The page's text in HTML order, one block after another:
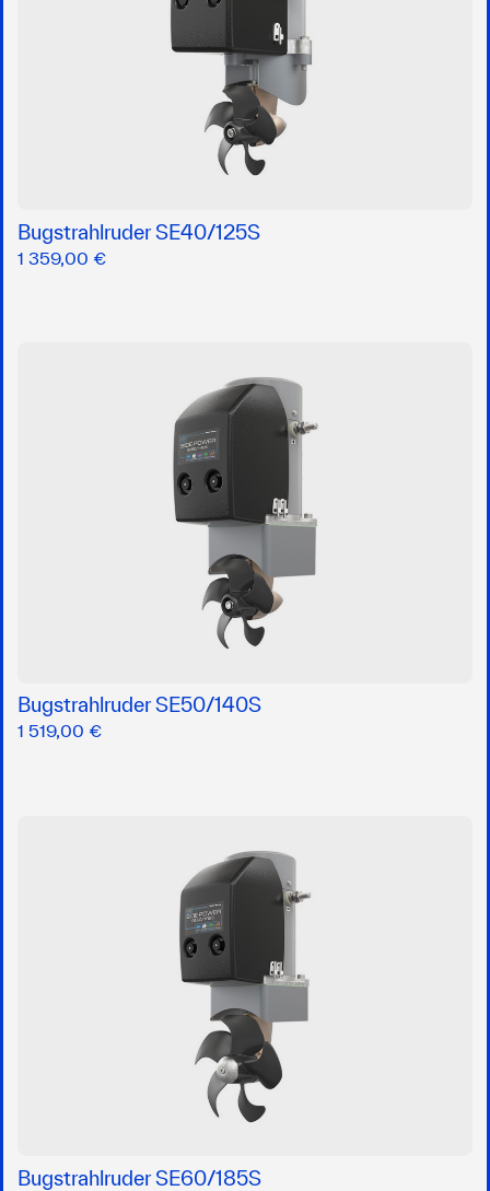
Bugstrahlruder SE40/125S
1 359,00 €
Bugstrahlruder SE50/140S
1 519,00 €
Bugstrahlruder SE60/185S